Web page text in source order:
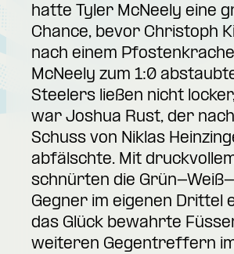
hatte Tyler McNeely eine
Chance, bevor Christoph
nach einem
McNeely zum 1:0
Steelers ließen nicht
war Joshua Rust, der
Schuss von Niklas
abfälschte. Mit
schnürten die Grün-
Gegner im eigenen Drittel
das Glück bewahrte
weiteren Gegentreffern